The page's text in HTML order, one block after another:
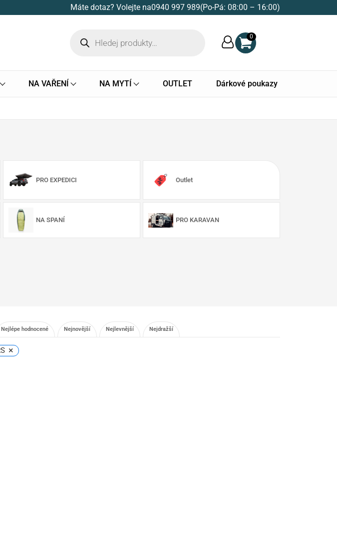
Máte dotaz? Volejte na0940 997 989(Po-Pá: 08:00 – 16:00)
0
NA VAŘENÍ NA MYTÍ OUTLET Dárkové poukazy
PRO EXPEDICI Outlet
NA SPANÍ PRO KARAVAN
Nejlépe hodnocené Nejnovější Nejlevnější Nejdražší
×